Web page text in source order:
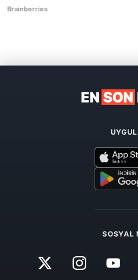
SOSYAL